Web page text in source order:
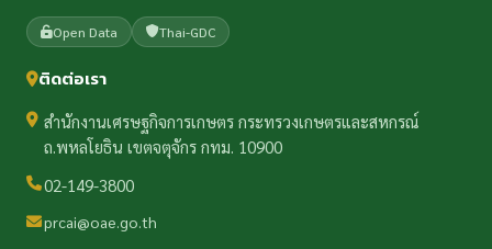
Open Data Thai-GDC
ติดต่อเรา
สำนักงานเศรษฐกิจการเกษตร กระทรวงเกษตรและสหกรณ์
ถ.พหลโยธิน เขตจตุจักร กทม. 10900
02-149-3800
prcai@oae.go.th